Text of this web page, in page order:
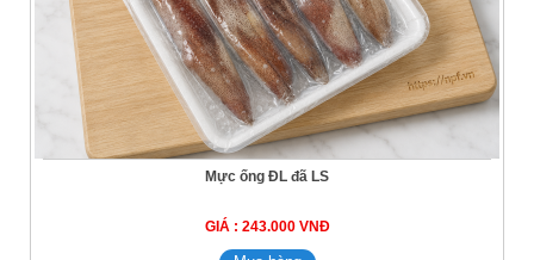
Mực ống ĐL đã LS
GIÁ : 243.000 VNĐ